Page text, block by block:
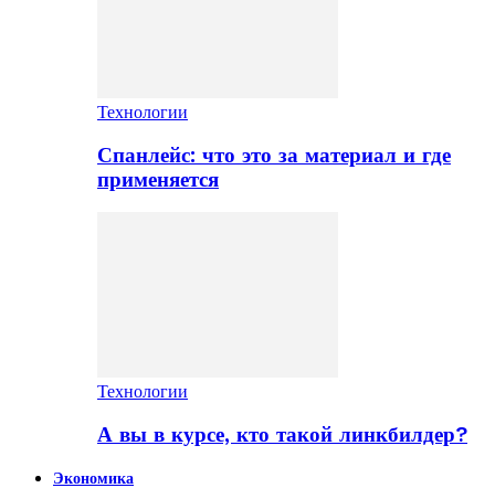
Технологии
Спанлейс: что это за материал и где
применяется
Технологии
А вы в курсе, кто такой линкбилдер?
Экономика